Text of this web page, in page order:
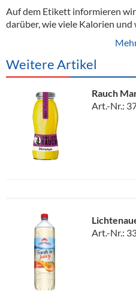
Auf dem Etikett informieren
darüber, wie viele Kalorien und
Weitere Artikel
Rauch
Art.-Nr.:
Art.-Nr.: